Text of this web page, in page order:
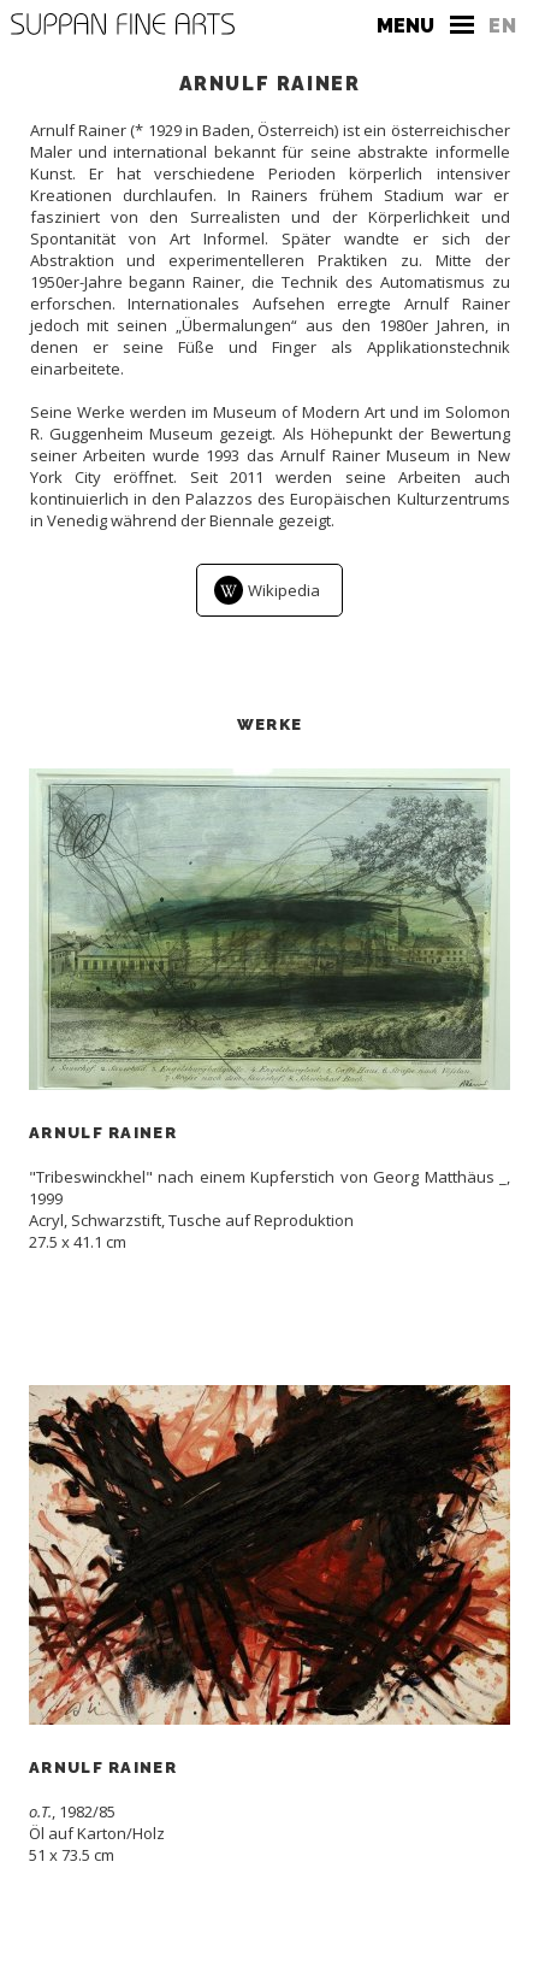
MENU
DIE GALERIE
KONTAKT
PRESSE
EN
ARNULF RAINER
Arnulf Rainer (* 1929 in Baden, Österreich) ist ein österreichischer
Maler und international bekannt für seine abstrakte informelle
Kunst. Er hat verschiedene Perioden körperlich intensiver
Kreationen durchlaufen. In Rainers frühem Stadium war er
fasziniert von den Surrealisten und der Körperlichkeit und
Spontanität von Art Informel. Später wandte er sich der
Abstraktion und experimentelleren Praktiken zu. Mitte der
1950er-Jahre begann Rainer, die Technik des Automatismus zu
erforschen. Internationales Aufsehen erregte Arnulf Rainer
jedoch mit seinen „Übermalungen“ aus den 1980er Jahren, in
denen er seine Füße und Finger als Applikationstechnik
einarbeitete.
Seine Werke werden im Museum of Modern Art und im Solomon
R. Guggenheim Museum gezeigt. Als Höhepunkt der Bewertung
seiner Arbeiten wurde 1993 das Arnulf Rainer Museum in New
York City eröffnet. Seit 2011 werden seine Arbeiten auch
kontinuierlich in den Palazzos des Europäischen Kulturzentrums
in Venedig während der Biennale gezeigt.
Wikipedia
WERKE
ARNULF RAINER
"Tribeswinckhel" nach einem Kupferstich von Georg Matthäus _,
1999
Acryl, Schwarzstift, Tusche auf Reproduktion
27.5 x 41.1 cm
ARNULF RAINER
o.T. , 1982/85
Öl auf Karton/Holz
51 x 73.5 cm